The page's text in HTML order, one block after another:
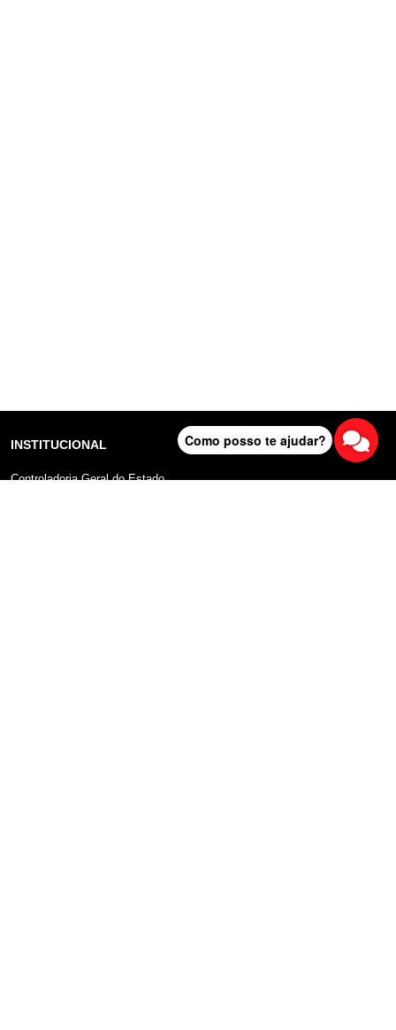
INSTITUCIONAL
Controladoria Geral do Estado
Como posso te ajudar?